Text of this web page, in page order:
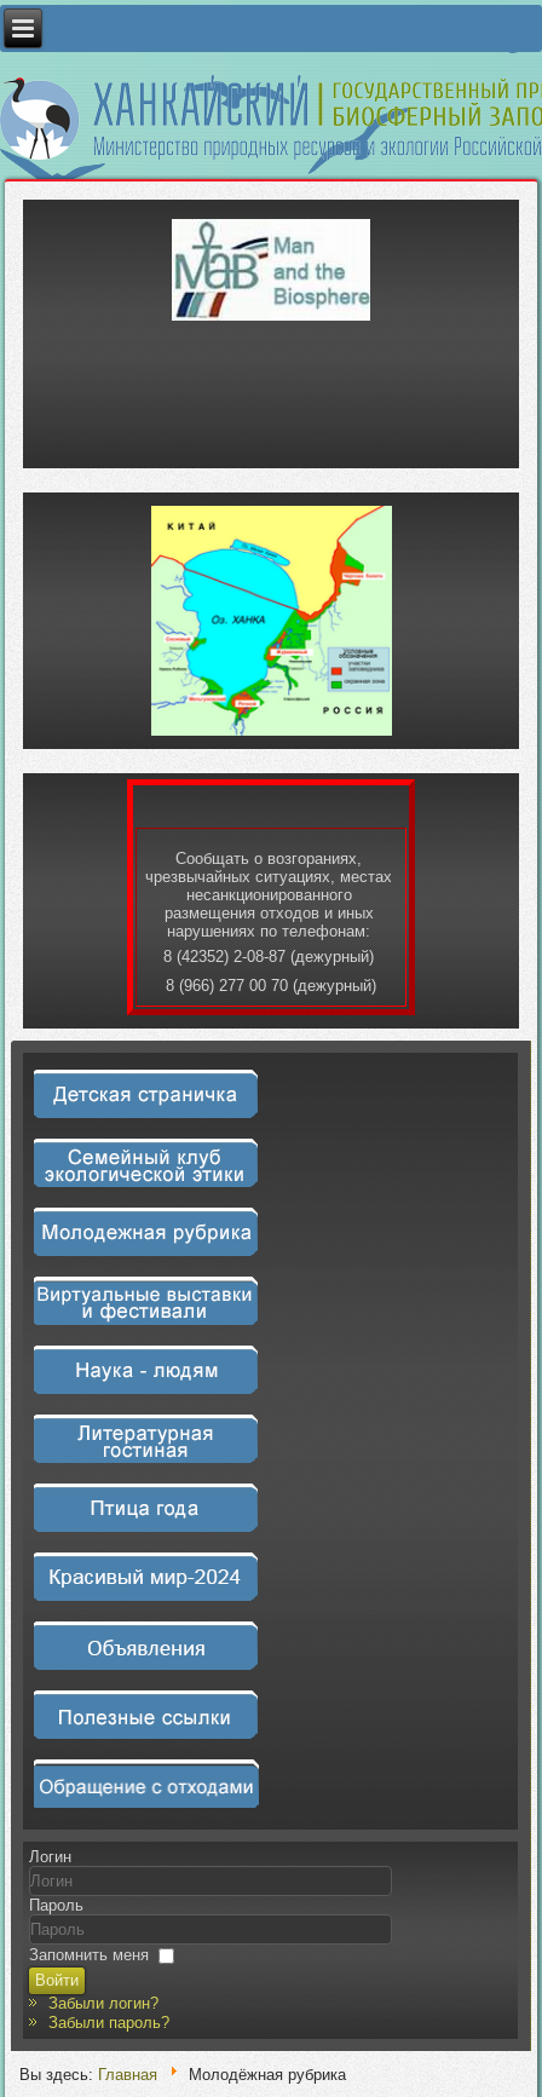
Сообщать о возгораниях,
чрезвычайных ситуациях, местах
несанкционированного
размещения отходов и иных
нарушениях по телефонам:
8 (42352) 2-08-87 (дежурный)
8 (966) 277 00 70 (дежурный)
Логин
Пароль
Запомнить меня
Войти
Забыли логин?
Забыли пароль?
Вы здесь: Главная Молодёжная рубрика